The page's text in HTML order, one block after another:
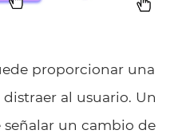
proporcionar una
al usuario. Un
un cambio de